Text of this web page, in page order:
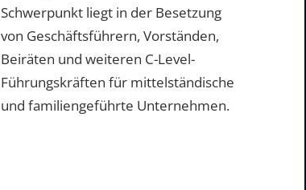
Schwerpunkt liegt in der Besetzung
von Geschäftsführern, Vorständen,
Beiräten und weiteren C-Level-
Führungskräften für mittelständische
und familiengeführte Unternehmen.